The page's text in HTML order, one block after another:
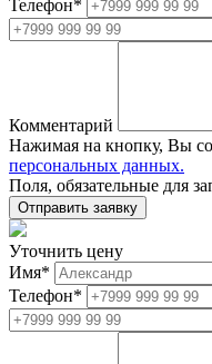
Телефон*
Комментарий
Нажимая на кнопку, Вы
персональных данных.
Поля, обязательные для
Уточнить цену
Имя*
Телефон*